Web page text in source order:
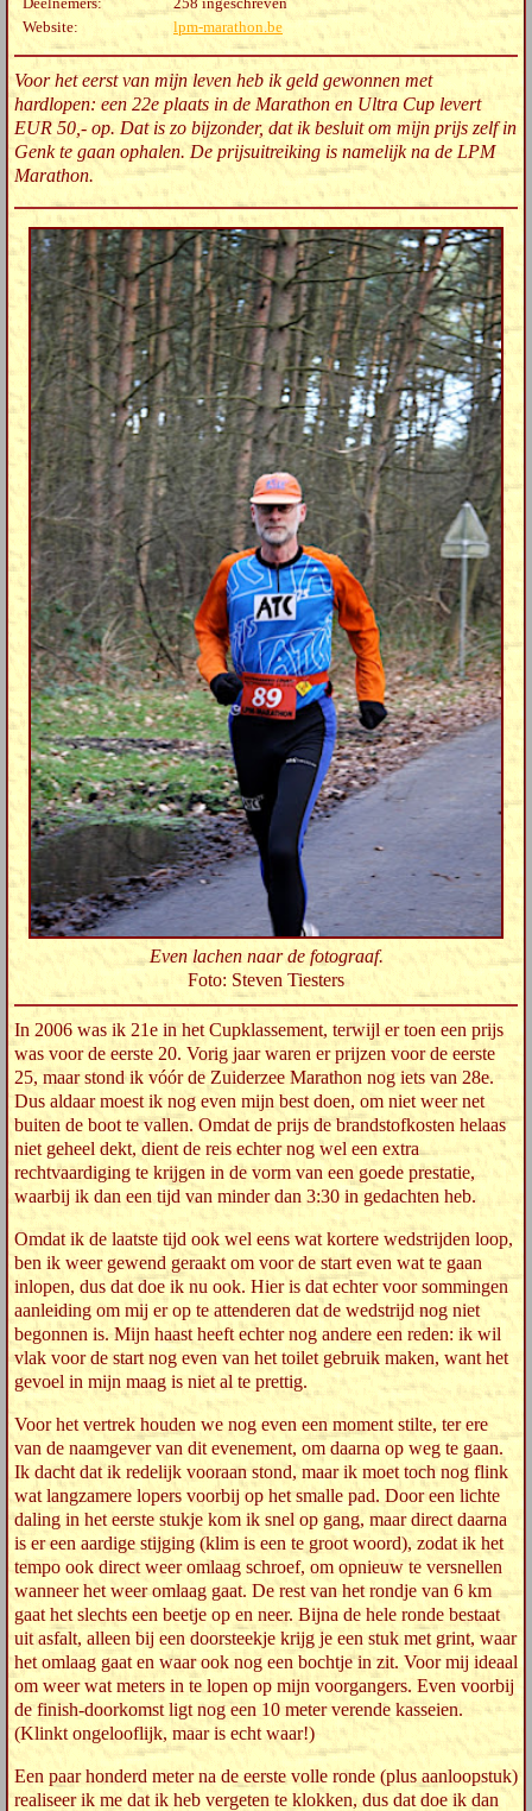
Deelnemers:
258 ingeschreven
Website:
lpm-marathon.be
Voor het eerst van mijn leven heb ik geld gewonnen met
hardlopen: een 22e plaats in de Marathon en Ultra Cup levert
EUR 50,- op. Dat is zo bijzonder, dat ik besluit om mijn prijs zelf in
Genk te gaan ophalen. De prijsuitreiking is namelijk na de LPM
Marathon.
Even lachen naar de fotograaf.
Foto: Steven Tiesters
In 2006 was ik 21e in het Cupklassement, terwijl er toen een prijs
was voor de eerste 20. Vorig jaar waren er prijzen voor de eerste
25, maar stond ik vóór de Zuiderzee Marathon nog iets van 28e.
Dus aldaar moest ik nog even mijn best doen, om niet weer net
buiten de boot te vallen. Omdat de prijs de brandstofkosten helaas
niet geheel dekt, dient de reis echter nog wel een extra
rechtvaardiging te krijgen in de vorm van een goede prestatie,
waarbij ik dan een tijd van minder dan 3:30 in gedachten heb.
Omdat ik de laatste tijd ook wel eens wat kortere wedstrijden loop,
ben ik weer gewend geraakt om voor de start even wat te gaan
inlopen, dus dat doe ik nu ook. Hier is dat echter voor sommingen
aanleiding om mij er op te attenderen dat de wedstrijd nog niet
begonnen is. Mijn haast heeft echter nog andere een reden: ik wil
vlak voor de start nog even van het toilet gebruik maken, want het
gevoel in mijn maag is niet al te prettig.
Voor het vertrek houden we nog even een moment stilte, ter ere
van de naamgever van dit evenement, om daarna op weg te gaan.
Ik dacht dat ik redelijk vooraan stond, maar ik moet toch nog flink
wat langzamere lopers voorbij op het smalle pad. Door een lichte
daling in het eerste stukje kom ik snel op gang, maar direct daarna
is er een aardige stijging (klim is een te groot woord), zodat ik het
tempo ook direct weer omlaag schroef, om opnieuw te versnellen
wanneer het weer omlaag gaat. De rest van het rondje van 6 km
gaat het slechts een beetje op en neer. Bijna de hele ronde bestaat
uit asfalt, alleen bij een doorsteekje krijg je een stuk met grint, waar
het omlaag gaat en waar ook nog een bochtje in zit. Voor mij ideaal
om weer wat meters in te lopen op mijn voorgangers. Even voorbij
de finish-doorkomst ligt nog een 10 meter verende kasseien.
(Klinkt ongelooflijk, maar is echt waar!)
Een paar honderd meter na de eerste volle ronde (plus aanloopstuk)
realiseer ik me dat ik heb vergeten te klokken, dus dat doe ik dan